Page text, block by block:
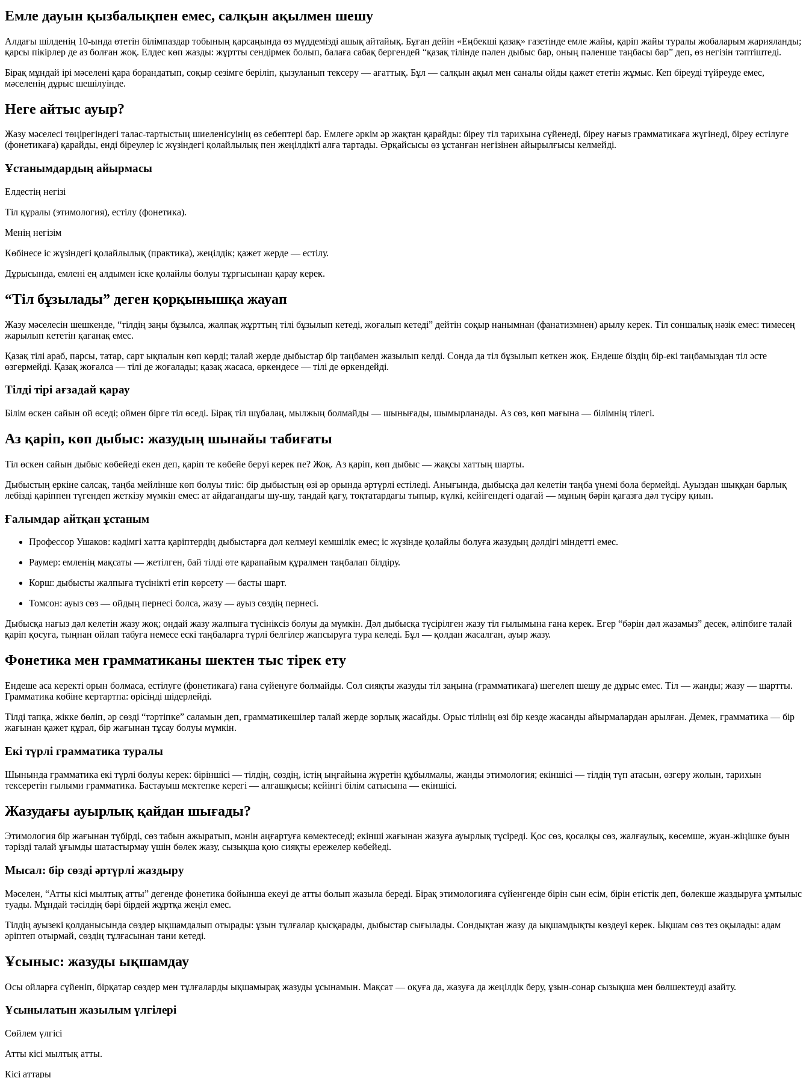
Емле дауын қызбалықпен емес, салқын ақылмен шешу
Алдағы шілденің 10-ында өтетін білімпаздар тобының қарсаңында өз мүддемізді ашық айтайық. Бұған дейін «Еңбекші қазақ» газетінде емле жайы, қаріп жайы туралы жобаларым жарияланды;
қарсы пікірлер де аз болған жоқ. Елдес көп жазды: жұртты сендірмек болып, балаға сабақ бергендей “қазақ тілінде пәлен дыбыс бар, оның пәленше таңбасы бар” деп, өз негізін тәптіштеді.
Бірақ мұндай ірі мәселені қара борандатып, соқыр сезімге беріліп, қызуланып тексеру — ағаттық. Бұл — салқын ақыл мен саналы ойды қажет ететін жұмыс. Кеп біреуді түйреуде емес,
мәселенің дұрыс шешілуінде.
Неге айтыс ауыр?
Жазу мәселесі төңірегіндегі талас-тартыстың шиеленісуінің өз себептері бар. Емлеге әркім әр жақтан қарайды: біреу тіл тарихына сүйенеді, біреу нағыз грамматикаға жүгінеді, біреу естілуге
(фонетикаға) қарайды, енді біреулер іс жүзіндегі қолайлылық пен жеңілдікті алға тартады. Әрқайсысы өз ұстанған негізінен айырылғысы келмейді.
Ұстанымдардың айырмасы
Елдестің негізі
Тіл құралы (этимология), естілу (фонетика).
Менің негізім
Көбінесе іс жүзіндегі қолайлылық (практика), жеңілдік; қажет жерде — естілу.
Дұрысында, емлені ең алдымен іске қолайлы болуы тұрғысынан қарау керек.
“Тіл бұзылады” деген қорқынышқа жауап
Жазу мәселесін шешкенде, “тілдің заңы бұзылса, жалпақ жұрттың тілі бұзылып кетеді, жоғалып кетеді” дейтін соқыр нанымнан (фанатизмнен) арылу керек. Тіл соншалық нәзік емес: тимесең
жарылып кететін қағанақ емес.
Қазақ тілі араб, парсы, татар, сарт ықпалын көп көрді; талай жерде дыбыстар бір таңбамен жазылып келді. Сонда да тіл бұзылып кеткен жоқ. Ендеше біздің бір-екі таңбамыздан тіл әсте
өзгермейді. Қазақ жоғалса — тілі де жоғалады; қазақ жасаса, өркендесе — тілі де өркендейді.
Тілді тірі ағзадай қарау
Білім өскен сайын ой өседі; оймен бірге тіл өседі. Бірақ тіл шұбалаң, мылжың болмайды — шынығады, шымырланады. Аз сөз, көп мағына — білімнің тілегі.
Аз қаріп, көп дыбыс: жазудың шынайы табиғаты
Тіл өскен сайын дыбыс көбейеді екен деп, қаріп те көбейе беруі керек пе? Жоқ. Аз қаріп, көп дыбыс — жақсы хаттың шарты.
Дыбыстың еркіне салсақ, таңба мейлінше көп болуы тиіс: бір дыбыстың өзі әр орында әртүрлі естіледі. Анығында, дыбысқа дәл келетін таңба үнемі бола бермейді. Ауыздан шыққан барлық
лебізді қаріппен түгендеп жеткізу мүмкін емес: ат айдағандағы шу-шу, таңдай қағу, тоқтатардағы тыпыр, күлкі, кейігендегі одағай — мұның бәрін қағазға дәл түсіру қиын.
Ғалымдар айтқан ұстаным
Профессор Ушаков: кәдімгі хатта қаріптердің дыбыстарға дәл келмеуі кемшілік емес; іс жүзінде қолайлы болуға жазудың дәлдігі міндетті емес.
Раумер: емленің мақсаты — жетілген, бай тілді өте қарапайым құралмен таңбалап білдіру.
Корш: дыбысты жалпыға түсінікті етіп көрсету — басты шарт.
Томсон: ауыз сөз — ойдың пернесі болса, жазу — ауыз сөздің пернесі.
Дыбысқа нағыз дәл келетін жазу жоқ; ондай жазу жалпыға түсініксіз болуы да мүмкін. Дәл дыбысқа түсірілген жазу тіл ғылымына ғана керек. Егер “бәрін дәл жазамыз” десек, әліпбиге талай
қаріп қосуға, тыңнан ойлап табуға немесе ескі таңбаларға түрлі белгілер жапсыруға тура келеді. Бұл — қолдан жасалған, ауыр жазу.
Фонетика мен грамматиканы шектен тыс тірек ету
Ендеше аса керекті орын болмаса, естілуге (фонетикаға) ғана сүйенуге болмайды. Сол сияқты жазуды тіл заңына (грамматикаға) шегелеп шешу де дұрыс емес. Тіл — жанды; жазу — шартты.
Грамматика көбіне кертартпа: өрісіңді шідерлейді.
Тілді тапқа, жікке бөліп, әр сөзді “тәртіпке” саламын деп, грамматикешілер талай жерде зорлық жасайды. Орыс тілінің өзі бір кезде жасанды айырмалардан арылған. Демек, грамматика — бір
жағынан қажет құрал, бір жағынан тұсау болуы мүмкін.
Екі түрлі грамматика туралы
Шынында грамматика екі түрлі болуы керек: біріншісі — тілдің, сөздің, істің ыңғайына жүретін құбылмалы, жанды этимология; екіншісі — тілдің түп атасын, өзгеру жолын, тарихын
тексеретін ғылыми грамматика. Бастауыш мектепке керегі — алғашқысы; кейінгі білім сатысына — екіншісі.
Жазудағы ауырлық қайдан шығады?
Этимология бір жағынан түбірді, сөз табын ажыратып, мәнін аңғартуға көмектеседі; екінші жағынан жазуға ауырлық түсіреді. Қос сөз, қосалқы сөз, жалғаулық, көсемше, жуан-жіңішке буын
тәрізді талай ұғымды шатастырмау үшін бөлек жазу, сызықша қою сияқты ережелер көбейеді.
Мысал: бір сөзді әртүрлі жаздыру
Мәселен, “Атты кісі мылтық атты” дегенде фонетика бойынша екеуі де атты болып жазыла береді. Бірақ этимологияға сүйенгенде бірін сын есім, бірін етістік деп, бөлекше жаздыруға ұмтылыс
туады. Мұндай тәсілдің бәрі бірдей жұртқа жеңіл емес.
Тілдің ауызекі қолданысында сөздер ықшамдалып отырады: ұзын тұлғалар қысқарады, дыбыстар сығылады. Сондықтан жазу да ықшамдықты көздеуі керек. Ықшам сөз тез оқылады: адам
әріптеп отырмай, сөздің тұлғасынан тани кетеді.
Ұсыныс: жазуды ықшамдау
Осы ойларға сүйеніп, бірқатар сөздер мен тұлғаларды ықшамырақ жазуды ұсынамын. Мақсат — оқуға да, жазуға да жеңілдік беру, ұзын-сонар сызықша мен бөлшектеуді азайту.
Ұсынылатын жазылым үлгілері
Сөйлем үлгісі
Атты кісі мылтық атты.
Кісі аттары